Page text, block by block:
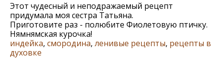
Этот чудесный и неподражаемый рецепт
придумала моя сестра Татьяна.
Приготовите раз - полюбите Фиолетовую птичку.
Нямнямская курочка!
индейка, смородина, ленивые рецепты, рецепты в
духовке